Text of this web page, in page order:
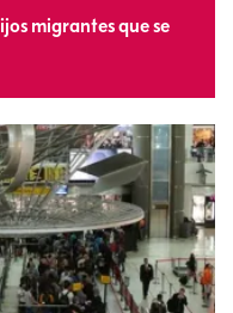
migrantes que se